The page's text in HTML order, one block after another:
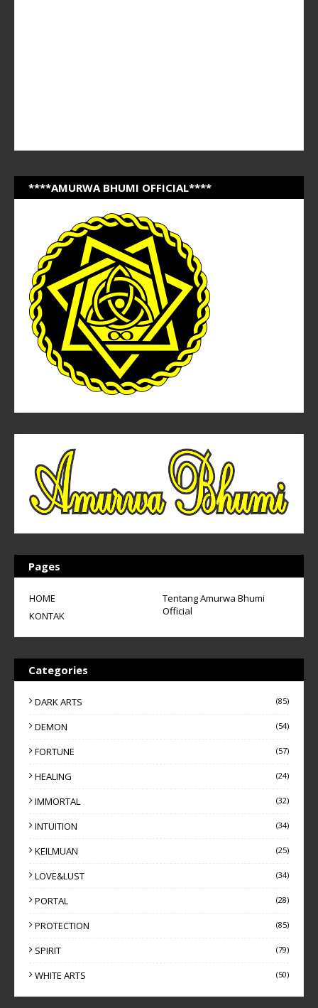
****AMURWA BHUMI OFFICIAL****
Pages
HOME
Tentang Amurwa Bhumi
Official
KONTAK
Categories
DARK ARTS (85)
DEMON (54)
FORTUNE (57)
HEALING (24)
IMMORTAL (32)
INTUITION (34)
KEILMUAN (25)
LOVE&LUST (34)
PORTAL (28)
PROTECTION (85)
SPIRIT (79)
WHITE ARTS (50)